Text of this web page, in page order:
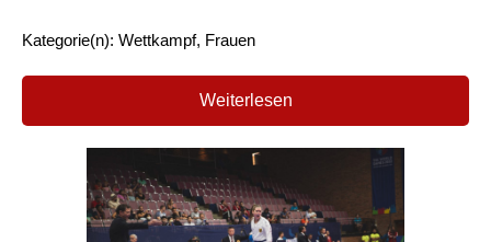
Kategorie(n): Wettkampf, Frauen
Weiterlesen